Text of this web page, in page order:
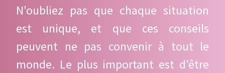
N'oubliez pas que chaque situation
est unique, et que ces conseils
peuvent ne pas convenir à tout le
monde. Le plus important est d'être